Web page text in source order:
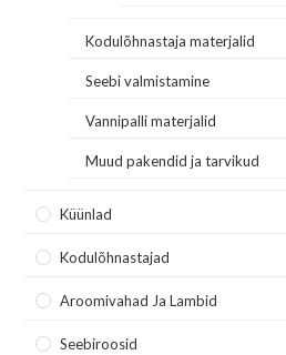
Kodulõhnastaja materjalid
Seebi valmistamine
Vannipalli materjalid
Muud pakendid ja tarvikud
Küünlad
Kodulõhnastajad
Aroomivahad Ja Lambid
Seebiroosid